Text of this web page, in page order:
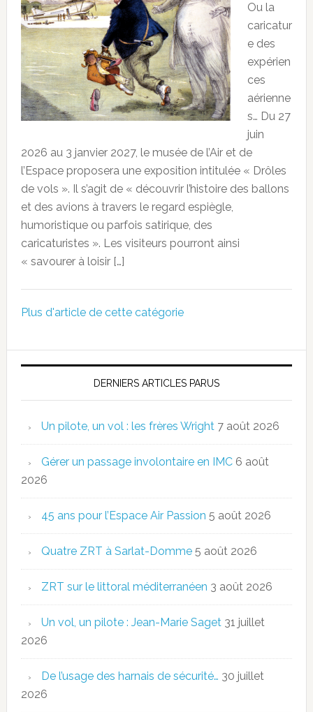
Ou la
caricatur
e des
expérien
ces
aérienne
s… Du 27
juin
2026 au 3 janvier 2027, le musée de l’Air et de
l’Espace proposera une exposition intitulée « Drôles
de vols ». Il s’agit de « découvrir l’histoire des ballons
et des avions à travers le regard espiègle,
humoristique ou parfois satirique, des
caricaturistes ». Les visiteurs pourront ainsi
« savourer à loisir […]
Plus d'article de cette catégorie
DERNIERS ARTICLES PARUS
Un pilote, un vol : les frères Wright 7 août 2026
Gérer un passage involontaire en IMC 6 août
2026
45 ans pour l’Espace Air Passion 5 août 2026
Quatre ZRT à Sarlat-Domme 5 août 2026
ZRT sur le littoral méditerranéen 3 août 2026
Un vol, un pilote : Jean-Marie Saget 31 juillet
2026
De l’usage des harnais de sécurité… 30 juillet
2026